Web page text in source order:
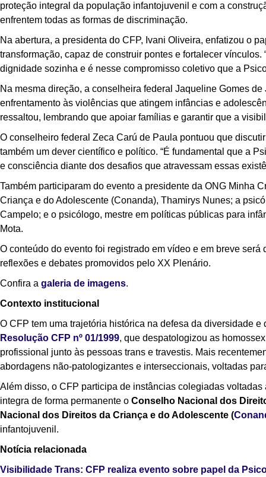
proteção integral da população infantojuvenil e com a
enfrentem todas as formas de discriminação.
Na abertura, a presidenta do CFP, Ivani Oliveira, enfatizou o
transformação, capaz de construir pontes e fortalecer
dignidade sozinha e é nesse compromisso coletivo que a
Na mesma direção, a conselheira federal Jaqueline Gomes
enfrentamento às violências que atingem infâncias e
ressaltou, lembrando que apoiar famílias e garantir que a
O conselheiro federal Zeca Carú de Paula pontuou que
também um dever científico e político. “É fundamental que a
e consciência diante dos desafios que atravessam essas
Também participaram do evento a presidente da ONG Minha
Criança e do Adolescente (Conanda), Thamirys Nunes; a
Campelo; e o psicólogo, mestre em políticas públicas para
Mota.
O conteúdo do evento foi registrado em vídeo e em breve
reflexões e debates promovidos pelo XX Plenário.
Confira a galeria de imagens.
Contexto institucional
O CFP tem uma trajetória histórica na defesa da diversidade
Resolução CFP nº 01/1999, que despatologizou as
profissional junto às pessoas trans e travestis. Mais
abordagens não-patologizantes e interseccionais, voltadas
Além disso, o CFP participa de instâncias colegiadas
integra de forma permanente o Conselho Nacional dos
Nacional dos Direitos da Criança e do Adolescente (
infantojuvenil.
Notícia relacionada
Visibilidade Trans: CFP realiza evento sobre papel da